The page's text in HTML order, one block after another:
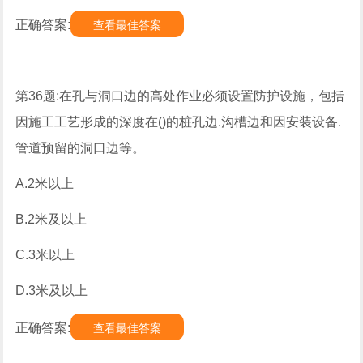
正确答案: 查看最佳答案
第36题:在孔与洞口边的高处作业必须设置防护设施，包括
因施工工艺形成的深度在()的桩孔边.沟槽边和因安装设备.
管道预留的洞口边等。
A.2米以上
B.2米及以上
C.3米以上
D.3米及以上
正确答案: 查看最佳答案